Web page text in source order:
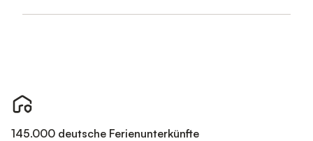
145.000 deutsche Ferienunterkünfte